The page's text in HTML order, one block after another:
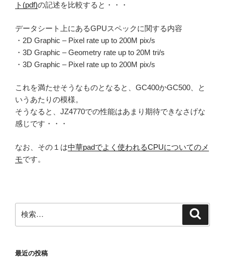
ト(pdf)の記述を比較すると・・・
データシート上にあるGPUスペックに関する内容
・2D Graphic – Pixel rate up to 200M pix/s
・3D Graphic – Geometry rate up to 20M tri/s
・3D Graphic – Pixel rate up to 200M pix/s
これを満たせそうなものとなると、GC400かGC500、と
いうあたりの模様。
そうなると、JZ4770での性能はあまり期待できなさげな
感じです・・・
なお、その１は中華padでよく使われるCPUについてのメ
モです。
索:
最近の投稿